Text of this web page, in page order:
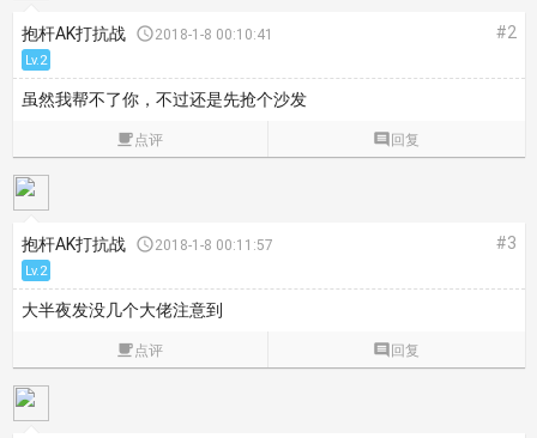
抱杆AK打抗战 2018-1-8 00:10:41 #2
Lv.2
虽然我帮不了你，不过还是先抢个沙发
点评  回复
抱杆AK打抗战 2018-1-8 00:11:57 #3
Lv.2
大半夜发没几个大佬注意到
点评  回复